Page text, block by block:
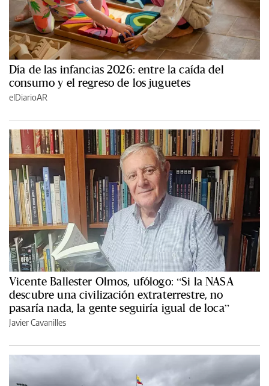
Día de las infancias 2026: entre la caída del
consumo y el regreso de los juguetes
elDiarioAR
Vicente Ballester Olmos, ufólogo: “Si la NASA
descubre una civilización extraterrestre, no
pasaría nada, la gente seguiría igual de loca”
Javier Cavanilles